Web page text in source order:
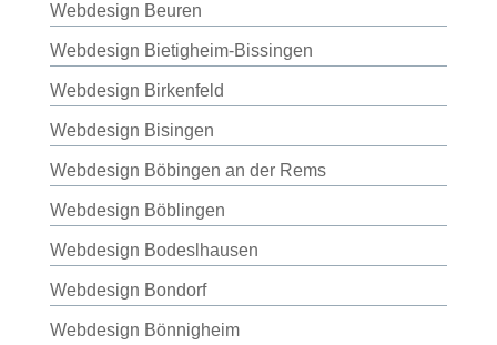
Webdesign Beuren
Webdesign Bietigheim-Bissingen
Webdesign Birkenfeld
Webdesign Bisingen
Webdesign Böbingen an der Rems
Webdesign Böblingen
Webdesign Bodeslhausen
Webdesign Bondorf
Webdesign Bönnigheim